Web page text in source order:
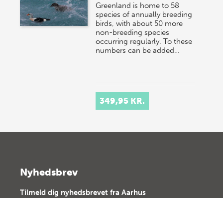
Greenland is home to 58
species of annually breeding
birds, with about 50 more
non-breeding species
occurring regularly. To these
numbers can be added…
349,95 KR.
Nyhedsbrev
Tilmeld dig nyhedsbrevet fra Aarhus